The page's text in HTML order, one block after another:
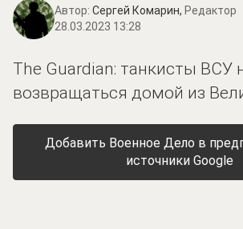
Автор: Сергей Комарин, Редактор
28.03.2023 13:28
The Guardian: танкисты ВСУ
возвращаться домой из
Добавить Военное Дело в
источники Google